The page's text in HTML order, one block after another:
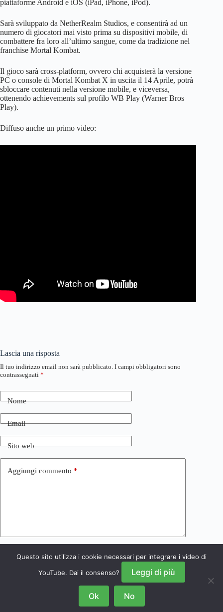
piattaforme Android e iOS (iPad, iPhone, iPod).
Sarà sviluppato da NetherRealm Studios, e consentirà ad un
numero di giocatori mai visto prima su dispositivi mobile, di
combattere fra loro all’ultimo sangue, come da tradizione nel
franchise Mortal Kombat.
Il gioco sarà cross-platform, ovvero chi acquisterà la versione
PC o console di Mortal Kombat X in uscita il 14 Aprile, potrà
sbloccare contenuti nella versione mobile, e viceversa,
ottenendo achievements sul profilo WB Play (Warner Bros
Play).
Diffuso anche un primo video:
Lascia una risposta
Il tuo indirizzo email non sarà pubblicato. I campi obbligatori sono
contrassegnati *
Nome
Email
Sito web
Aggiungi commento *
Invia commento
Questo sito utilizza i cookie necessari per integrare i video di
YouTube. Dai il consenso?
Leggi di più
Ok No